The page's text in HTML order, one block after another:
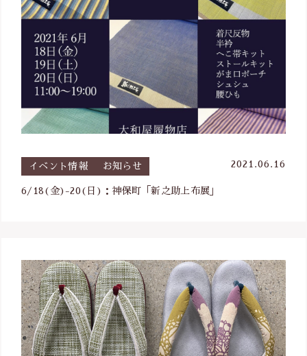
イベント情報 お知らせ 2021.06.16
6/18(金)-20(日)：神保町「新之助上布展」